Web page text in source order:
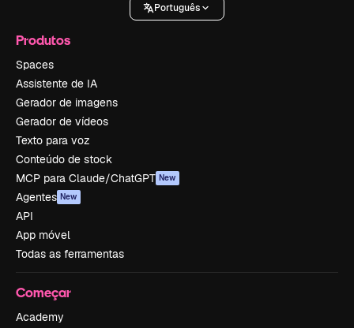
Português
Produtos
Spaces
Assistente de IA
Gerador de imagens
Gerador de vídeos
Texto para voz
Conteúdo de stock
MCP para Claude/ChatGPT New
Agentes New
API
App móvel
Todas as ferramentas
Começar
Academy